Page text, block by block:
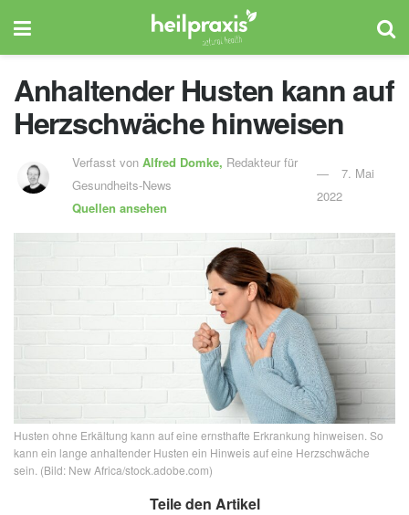
Anhaltender Husten kann auf
Herzschwäche hinweisen
Verfasst von Alfred Domke, Redakteur für
Gesundheits-News
Quellen ansehen
7. Mai
2022
Husten ohne Erkältung kann auf eine ernsthafte Erkrankung hinweisen. So
kann ein lange anhaltender Husten ein Hinweis auf eine Herzschwäche
sein. (Bild: New Africa/stock.adobe.com)
Teile den Artikel